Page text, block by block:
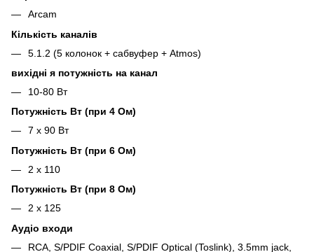
Arcam
Кількість каналів
5.1.2 (5 колонок + сабвуфер + Atmos)
вихідні я потужність на канал
10-80 Вт
Потужність Вт (при 4 Ом)
7 х 90 Вт
Потужність Вт (при 6 Ом)
2 х 110
Потужність Вт (при 8 Ом)
2 х 125
Аудіо входи
RCA, S/PDIF Coaxial, S/PDIF Optical (Toslink), 3.5mm jack,